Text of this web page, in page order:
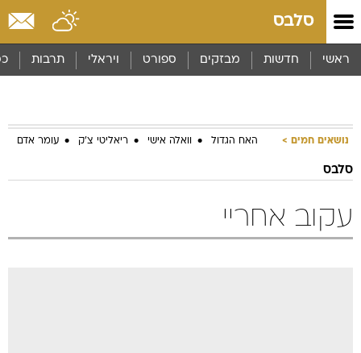
סלבס
ראשי חדשות מבזקים ספורט ויראלי תרבות
נושאים חמים האח הגדול וואלה אישי ריאליטי צ'ק עומר אדם
סלבס
עקוב אחריי